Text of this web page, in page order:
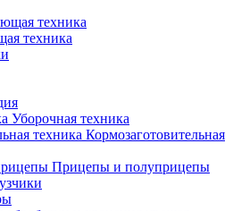
техника
Уборочная техника
Кормозаготовительная
Прицепы и полуприцепы